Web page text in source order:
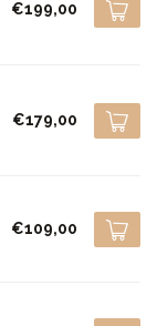
€199,00
€179,00
€109,00